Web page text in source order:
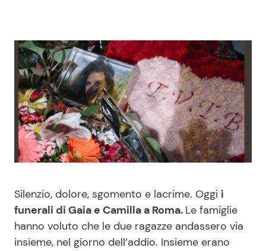
News Musica
News Spettacolo
Benessere
Casa
Mondo Mamma
News benessere
Cucina e Ricette
Consigli di Cucina
Le Ricette in TV
Primi Piatti
Silenzio, dolore, sgomento e lacrime. Oggi i
funerali di Gaia e Camilla a Roma. Le famiglie
hanno voluto che le due ragazze andassero via
insieme, nel giorno dell’addio. Insieme erano